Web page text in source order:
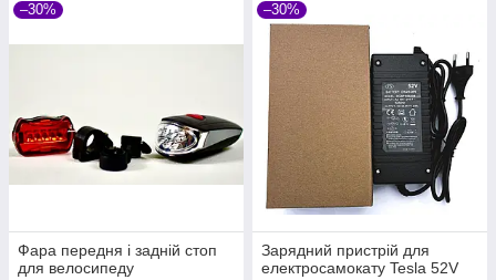
–30%
Фара передня і задній стоп
для велосипеду
–30%
Зарядний пристрій для
електросамокату Tesla 52V